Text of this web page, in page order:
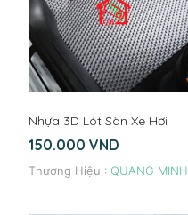
Nhựa 3D Lót Sàn Xe Hơi
150.000VND
Thương Hiệu : QUANG MINH